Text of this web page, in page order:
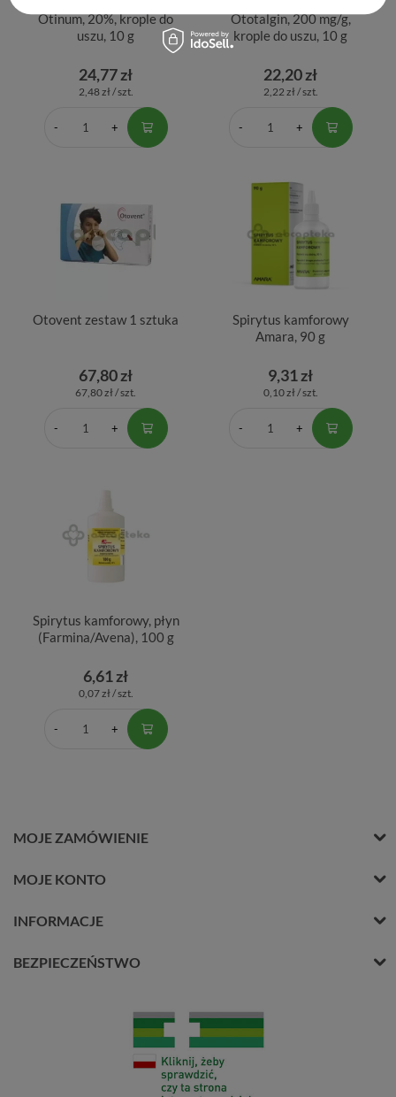
Otinum, 20%, krople do
uszu, 10 g
24,77 zł
2,48 zł / szt.
Ototalgin, 200 mg/g,
krople do uszu, 10 g
22,20 zł
2,22 zł / szt.
Otovent zestaw 1 sztuka
67,80 zł
67,80 zł / szt.
Spirytus kamforowy
Amara, 90 g
9,31 zł
0,10 zł / szt.
Spirytus kamforowy, płyn
(Farmina/Avena), 100 g
6,61 zł
0,07 zł / szt.
MOJE ZAMÓWIENIE
MOJE KONTO
INFORMACJE
BEZPIECZEŃSTWO